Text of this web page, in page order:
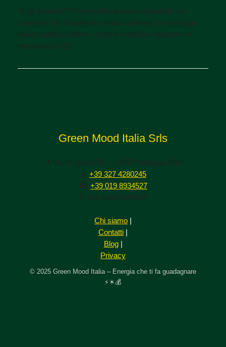
Sì, gli impianti FV Green Mood sono compatibili con
colonnine EV. Ricaricare un’auto elettrica con l’energia
solare significa ridurre i costi di mobilità e abbattere le
emissioni di CO₂.
Green Mood Italia Srls
📍 Via G. Rossi 5E – 17047 Valleggia (SV)
📱 +39 327 4280245
☎ +39 019 8934527
P. IVA: 01874540097
Chi siamo
Contatti
Blog|
Privacy
© 2025 Green Mood Italia – Energia che ti fa guadagnare
⚡☀💰